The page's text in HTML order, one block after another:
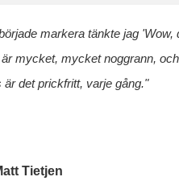
markera tänkte jag 'Wow,
mycket, mycket noggrann,
är det prickfritt, varje gång."
Tietjen